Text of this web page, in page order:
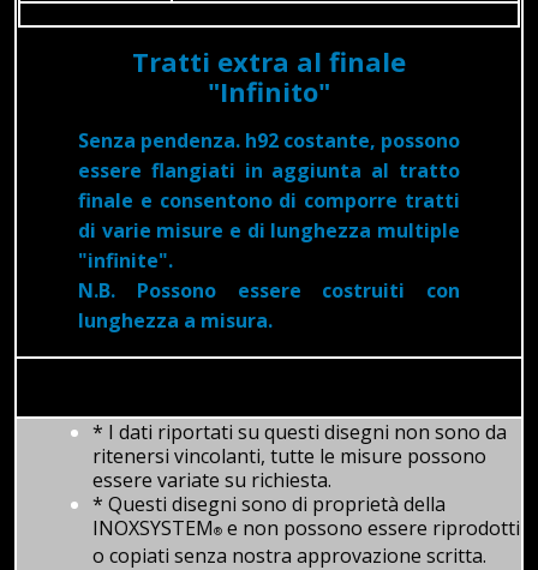
Tratti extra al finale
"Infinito"
Senza pendenza. h92 costante, possono
essere flangiati in aggiunta al tratto
finale e consentono di comporre tratti
di varie misure e di lunghezza multiple
"infinite".
N.B. Possono essere costruiti con
lunghezza a misura.
* I dati riportati su questi disegni non sono da
ritenersi vincolanti, tutte le misure possono
essere variate su richiesta.
* Questi disegni sono di proprietà della
INOXSYSTEM® e non possono essere riprodotti
o copiati senza nostra approvazione scritta.